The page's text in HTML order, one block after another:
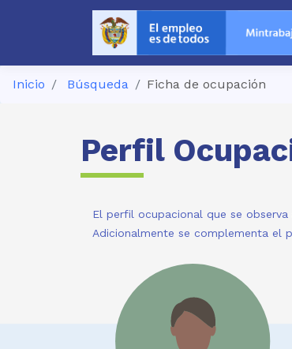
Inicio Búsqueda Ficha de ocupación
Perfil
El perfil ocupacional que se
Adicionalmente se complementa el